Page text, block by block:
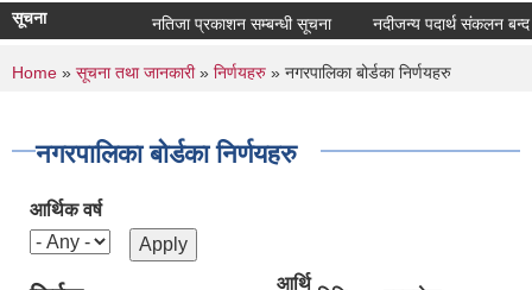
सूचना नतिजा प्रकाशन सम्बन्धी सूचना नदीजन्य पदार्थ संकलन बन्द
You are here
Home » सूचना तथा जानकारी» निर्णयहरु » नगरपालिका बोर्डका निर्णयहरु
नगरपालिका बोर्डका निर्णयहरु
आर्थिक वर्ष
आर्थि